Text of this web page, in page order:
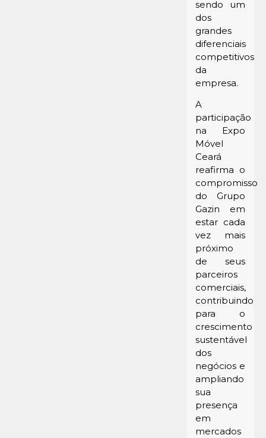
sendo um
dos
grandes
diferenciais
competitivos
da
empresa.
A
participação
na Expo
Móvel
Ceará
reafirma o
compromisso
do Grupo
Gazin em
estar cada
vez mais
próximo
de seus
parceiros
comerciais,
contribuindo
para o
crescimento
sustentável
dos
negócios e
ampliando
sua
presença
em
mercados